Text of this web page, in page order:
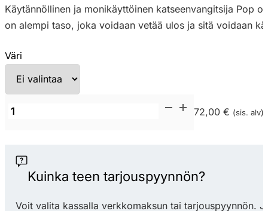
Käytännöllinen ja monikäyttöinen katseenvangitsija Pop
on alempi taso, joka voidaan vetää ulos ja sitä voidaan
Väri
Nardi
tarjottimella
määrä
72,00 € (sis. alv)
Kuinka teen tarjouspyynnön?
Voit valita kassalla verkkomaksun tai tarjouspyynnön.